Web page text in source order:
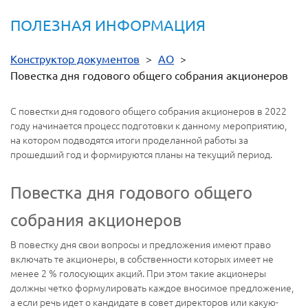
ПОЛЕЗНАЯ ИНФОРМАЦИЯ
Конструктор документов > АО >
Повестка дня годового общего собрания акционеров
С повестки дня годового общего собрания акционеров в 2022
году начинается процесс подготовки к данному мероприятию,
на котором подводятся итоги проделанной работы за
прошедший год и формируются планы на текущий период.
Повестка дня годового общего
собрания акционеров
В повестку дня свои вопросы и предложения имеют право
включать те акционеры, в собственности которых имеет не
менее 2 % голосующих акций. При этом такие акционеры
должны четко формулировать каждое вносимое предложение,
а если речь идет о кандидате в совет директоров или какую-